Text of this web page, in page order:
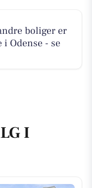
boliger er
Odense - se
I